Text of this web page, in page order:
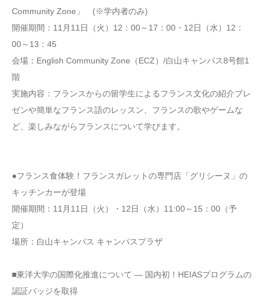
Community Zone」 (※学内者のみ)
開催期間：11月11日（火）12：00～17：00・12日（水）12：
00～13：45
会場：English Community Zone（ECZ）/白山キャンパス8号館1
階
実施内容：フランスからの留学生によるフランス文化の紹介プレ
ゼンや簡単なフランス語のレッスン、フランスの歌やゲームな
ど、楽しみながらフランスについて学びます。
●フランス食体験！フランスガレットの専門店「グリシーヌ」の
キッチンカーが登場
開催期間：11月11日（火）・12日（水）11:00～15：00（予
定）
場所：白山キャンパス キャンパスプラザ
■東洋大学の国際化推進について ― 国内初！HEIASプログラムの
認証バッジを取得